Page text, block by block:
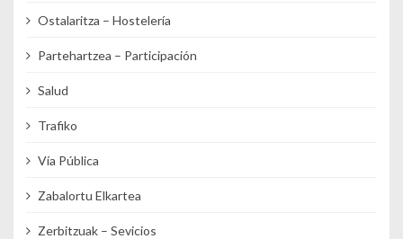
Ostalaritza – Hostelería
Partehartzea – Participación
Salud
Trafiko
Vía Pública
Zabalortu Elkartea
Zerbitzuak – Sevicios